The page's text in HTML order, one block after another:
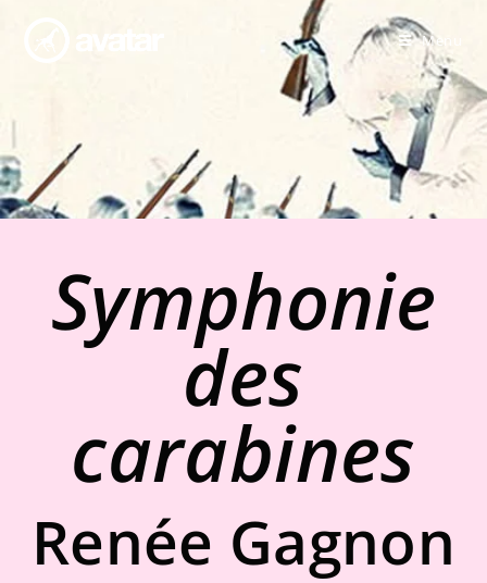
Menu
Symphonie
des
carabines
Renée Gagnon